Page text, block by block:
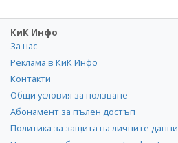
КиК Инфо
За нас
Реклама в КиК Инфо
Контакти
Общи условия за ползване
Абонамент за пълен достъп
Политика за защита на личните данни